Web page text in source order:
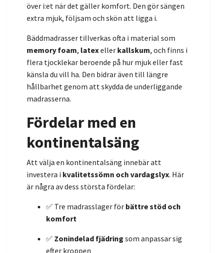
över i:et när det gäller komfort. Den gör sängen
extra mjuk, följsam och skön att ligga i.
Bäddmadrasser tillverkas ofta i material som
memory foam, latexeller kallskum, och finns i
flera tjocklekar beroende på hur mjuk eller fast
känsla du vill ha. Den bidrar även till längre
hållbarhet genom att skydda de underliggande
madrasserna.
Fördelar med en
kontinentalsäng
Att välja en kontinentalsäng innebär att
investera i kvalitetssömn och vardagslyx. Här
är några av dess största fördelar:
✅ Tre madrasslager för bättre stöd och
komfort
✅ Zonindelad fjädring som anpassar sig
efter kroppen